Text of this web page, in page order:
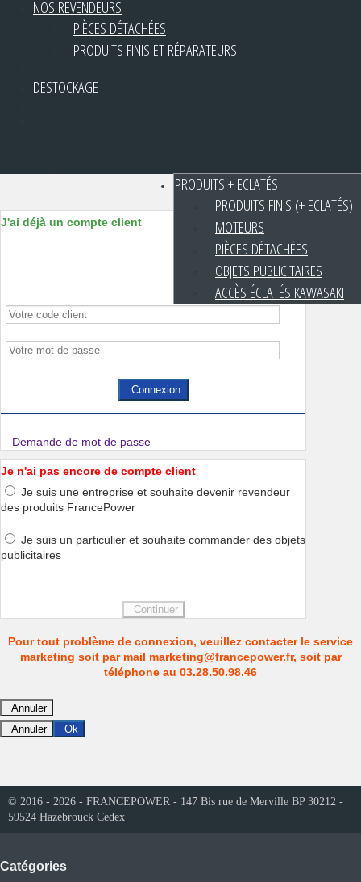
NOS REVENDEURS
PIÈCES DÉTACHÉES
PRODUITS FINIS ET RÉPARATEURS
DESTOCKAGE
PRODUITS + ECLATÉS
PRODUITS FINIS (+ ECLATÉS)
MOTEURS
PIÈCES DÉTACHÉES
OBJETS PUBLICITAIRES
ACCÈS ÉCLATÉS KAWASAKI
J'ai déjà un compte client
Connexion
Demande de mot de passe
Je n'ai pas encore de compte client
Je suis une entreprise et souhaite devenir revendeur
des produits FrancePower
Je suis un particulier et souhaite commander des objets
publicitaires
Continuer
Pour tout problème de connexion, veuillez contacter le service
marketing soit par mail marketing@francepower.fr, soit par
téléphone au 03.28.50.98.46
Annuler
Annuler
Ok
© 2016 - 2026 - FRANCEPOWER - 147 Bis rue de Merville BP 30212 -
59524 Hazebrouck Cedex
Catégories